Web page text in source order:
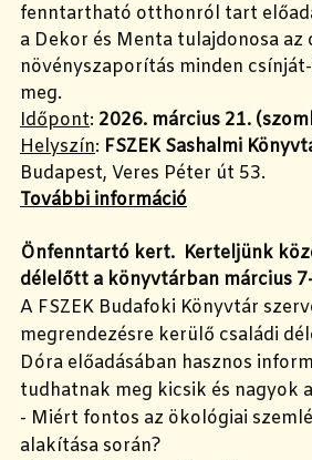
fenntartható otthonról tart
a Dekor és Menta tulajdonosa az
növényszaporítás minden
meg.
Időpont: 2026. március 21.
Helyszín: FSZEK Sashalmi
Budapest, Veres Péter út 53.
További információ
Önfenntartó kert. Kerteljünk
délelőtt a könyvtárban március
A FSZEK Budafoki Könyvtár
megrendezésre kerülő családi
Dóra előadásában hasznos
tudhatnak meg kicsik és nagyok
- Miért fontos az ökológiai
alakítása során?